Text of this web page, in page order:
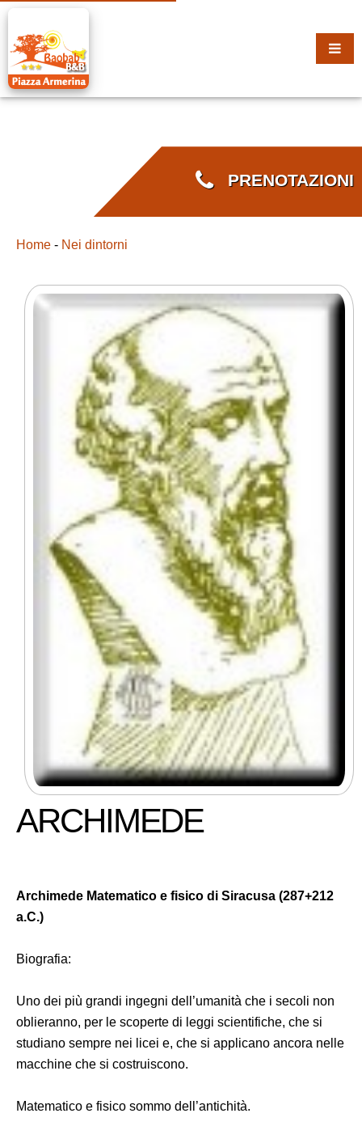
PRENOTAZIONI
Home - Nei dintorni
ARCHIMEDE
Archimede Matematico e fisico di Siracusa (287+212
a.C.)
Biografia:
Uno dei più grandi ingegni dell’umanità che i secoli non
oblieranno, per le scoperte di leggi scientifiche, che si
studiano sempre nei licei e, che si applicano ancora nelle
macchine che si costruiscono.
Matematico e fisico sommo dell’antichità.